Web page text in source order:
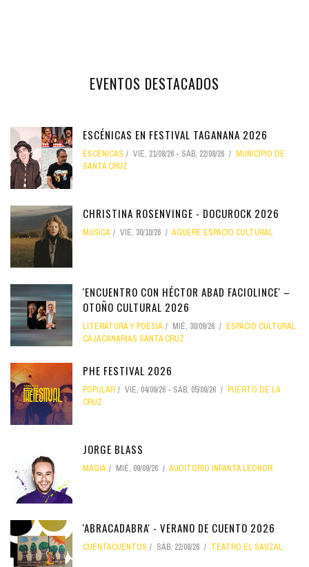
EVENTOS DESTACADOS
ESCÉNICAS EN FESTIVAL TAGANANA 2026
ESCÉNICAS VIE, 21/08/26 - SÁB, 22/08/26
MUNICIPIO DE
SANTA CRUZ
CHRISTINA ROSENVINGE - DOCUROCK 2026
MÚSICA VIE, 30/10/26 AGUERE ESPACIO CULTURAL
'ENCUENTRO CON HÉCTOR ABAD FACIOLINCE' –
OTOÑO CULTURAL 2026
LITERATURA Y POESÍA MIÉ, 30/09/26
ESPACIO CULTURAL
CAJACANARIAS SANTA CRUZ
PHE FESTIVAL 2026
POPULAR VIE, 04/09/26 - SÁB, 05/09/26
PUERTO DE LA
CRUZ
JORGE BLASS
MAGIA MIÉ, 09/09/26 AUDITORIO INFANTA LEONOR
'ABRACADABRA' - VERANO DE CUENTO 2026
CUENTACUENTOS SÁB, 22/08/26 TEATRO EL SAUZAL